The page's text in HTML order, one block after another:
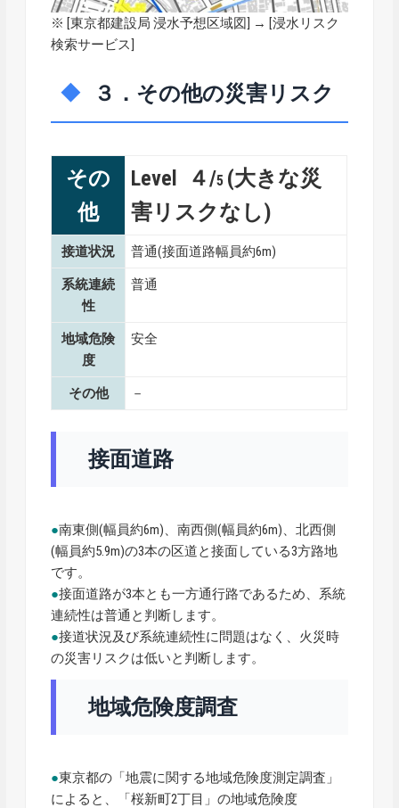
※ [東京都建設局 浸水予想区域図] → [浸水リスク
検索サービス]
３．その他の災害リスク
その
他
Level ４/5 (大きな災
害リスクなし)
接道状況 普通(接面道路幅員約6m)
系統連続
性
普通
地域危険
度
安全
その他 －
接面道路
●南東側(幅員約6m)、南西側(幅員約6m)、北西側
(幅員約5.9m)の3本の区道と接面している3方路地
です。
●接面道路が3本とも一方通行路であるため、系統
連続性は普通と判断します。
●接道状況及び系統連続性に問題はなく、火災時
の災害リスクは低いと判断します。
地域危険度調査
●東京都の「地震に関する地域危険度測定調査」
によると、「桜新町2丁目」の地域危険度